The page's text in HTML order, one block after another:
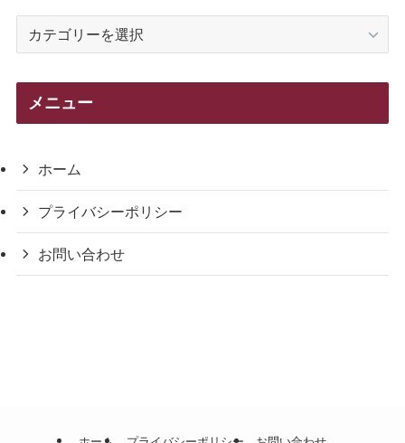
メニュー
ホーム
プライバシーポリシー
お問い合わせ